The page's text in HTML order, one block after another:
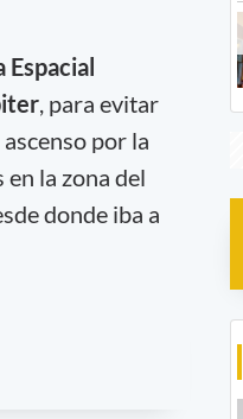
Espacial
, para evitar
por la
la zona del
donde iba a